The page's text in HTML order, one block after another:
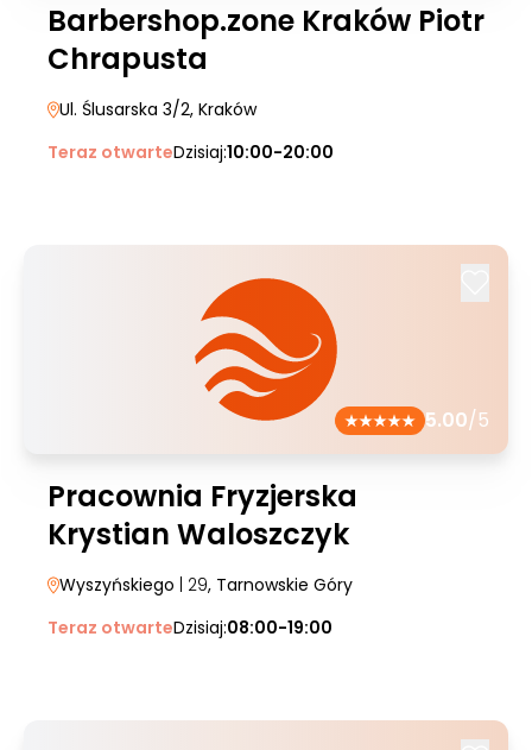
Barbershop.zone Kraków Piotr
Chrapusta
Ul. Ślusarska 3/2, Kraków
Teraz otwarteDzisiaj:10:00-20:00
5.00/5
Pracownia Fryzjerska
Krystian Waloszczyk
Wyszyńskiego | 29, Tarnowskie Góry
Teraz otwarteDzisiaj:08:00-19:00